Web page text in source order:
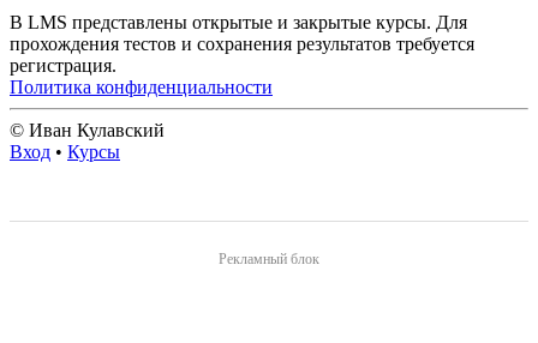
В LMS представлены открытые и закрытые курсы. Для
прохождения тестов и сохранения результатов требуется
регистрация.
Политика конфиденциальности
© Иван Кулавский
Вход • Курсы
Рекламный блок